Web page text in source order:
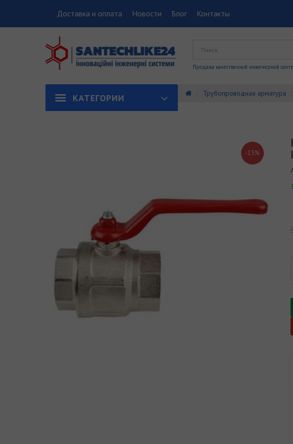
Доставка и оплата Новости Блог Контакты
Продажа качественной инженерной
КАТЕГОРИИ Трубопроводная арматура
-15%